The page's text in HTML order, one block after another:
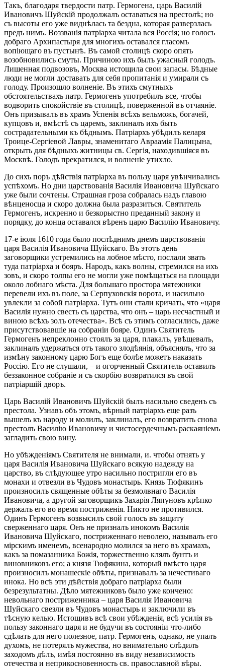
Такъ, благодаря твердости патр. Гермогена, царь Василій
Ивановичъ Шуйскій продолжалъ оставаться на престолѣ; но
съ высоты его уже виднѣлась та бездна, которая разверзлась
предъ нимъ. Воззванія патріарха читала вся Россія; но голосъ
добраго Архипастыря для многихъ оставался гласомъ
вопіющаго въ пустынѣ. Въ самой столицѣ скоро опять
возобновились смуты. Причиною ихъ былъ ужасный голодъ.
Лишенная подвозовъ, Москва истощила свои запасы. Бѣдные
люди не могли доставать для себя пропитанія и умирали съ
голоду. Произошло волненіе. Въ этихъ смутныхъ
обстоятельствахъ патр. Гермогенъ употребилъ все, чтобы
водворить спокойствіе въ столицѣ, поверженной въ отчаяніе.
Онъ призывалъ въ храмъ Успенія всѣхъ вельможъ, богачей,
купцовъ и, вмѣстѣ съ царемъ, заклиналъ ихъ быть
сострадательными къ бѣднымъ. Патріархъ убѣдилъ келаря
Троице-Сергіевой Лавры, знаменитаго Авраамія Палицына,
открыть для бѣдныхъ житницы св. Сергія, находившіяся въ
Москвѣ. Голодъ прекратился, и волненіе утихло.
До сихъ поръ дѣйствія патріарха въ пользу царя увѣнчивались
успѣхомъ. Но дни царствованія Василія Ивановича Шуйскаго
уже были сочтены. Страшная гроза собралась надъ главою
вѣнценосца и скоро должна была разразиться. Святитель
Гермогенъ, искренно и безкорыстно преданный закону и
порядку, до конца оставался вѣренъ царю Василію Ивановичу.
17-е іюля 1610 года было послѣднимъ днемъ царствованія
царя Василія Ивановича Шуйскаго. Въ этотъ день
заговорщики устремились на лобное мѣсто, послали звать
туда патріарха и бояръ. Народъ, какъ волны, стремился на ихъ
зовъ, и скоро толпы его не могли уже помѣщаться на площади
около лобнаго мѣста. Для большаго простора мятежники
перевели ихъ въ поле, за Серпуховскія ворота, и насильно
увлекли за собой патріарха. Тутъ они стали кричать, что «царя
Василія нужно свесть съ царства, что онъ – царь несчастный и
виною всѣхъ золъ отечества». Всѣ съ этимъ согласились, даже
присутствовавшіе на собраніи бояре. Одинъ Святитель
Гермогенъ непреклонно стоялъ за царя, плакалъ, увѣщевалъ,
заклиналъ удержаться отъ такого злодѣянія, объяснялъ, что за
измѣну законному царю Богъ еще болѣе можетъ наказать
Россію. Его не слушали, – и огорченный Святитель оставилъ
беззаконное собраніе и съ скорбію возвратился въ свой
патріаршій дворъ.
Царь Василій Ивановичъ Шуйскій былъ насильно сведенъ съ
престола. Узнавъ объ этомъ, вѣрный патріархъ еще разъ
вышелъ къ народу и молилъ, заклиналъ, его возвратить снова
престолъ Василію Ивановичу и чистосердечнымъ раскаяніемъ
загладить свою вину.
Но убѣжденіямъ Святителя не внимали, и. чтобы отнять у
царя Василія Ивановича Шуйскаго всякую надежду на
царство, въ слѣдующее утро насильно постригли его въ
монахи и отвезли въ Чудовъ монастырь. Князь Тюфякинъ
произносилъ священные обѣты за безмолвнаго Василія
Ивановича, а другой заговорщикъ Захарія Ляпуновъ крѣпко
держалъ его во время постриженія. Никто не противился.
Одинъ Гермогенъ возвысилъ свой голосъ въ защиту
сверженнаго царя. Онъ не призналъ инокомъ Василія
Ивановича Шуйскаго, постриженнаго неволею, называлъ его
мірскимъ именемъ, всенародно молился за него въ храмахъ,
какъ за помазанника Божія, торжественно клялъ бунтъ и
виновниковъ его; а князя Тюфякина, который вмѣсто царя
произносилъ монашескіе обѣты, признавалъ за нечестиваго
инока. Но всѣ эти дѣйствія добраго патріарха были
безрезультатны. Дѣло мятежниковъ было уже кончено:
невольнаго постриженника – царя Василія Ивановича
Шуйскаго свезли въ Чудовъ монастырь и заключили въ
тѣсную келью. Истощивъ всѣ свои убѣжденія, всѣ усилія въ
пользу законнаго царя и не будучи въ состояніи что-либо
сдѣлать для него полезное, патр. Гермогенъ, однако, не упалъ
духомъ, не потерялъ мужества, но внимательно слѣдилъ
заходомъ дѣлъ, имѣя постоянно въ виду независимость
отечества и неприкосновенность св. православной вѣры.